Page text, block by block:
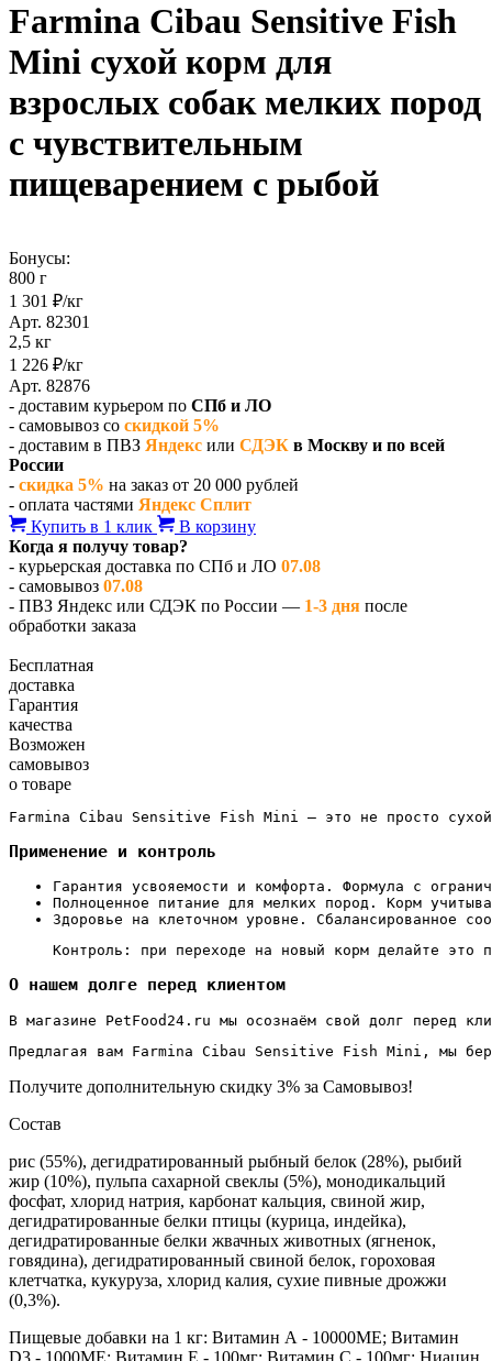
Farmina Cibau Sensitive Fish
Mini сухой корм для
взрослых собак мелких пород
с чувствительным
пищеварением с рыбой
Бонусы:
800 г
1 301 ₽/кг
Арт. 82301
2,5 кг
1 226 ₽/кг
Арт. 82876
- доставим курьером по СПб и ЛО
- самовывоз со скидкой 5%
- доставим в ПВЗ Яндекс или СДЭК в Москву и по всей
России
- скидка 5% на заказ от 20 000 рублей
- оплата частями Яндекс Сплит
Купить в 1 клик
В корзину
Когда я получу товар?
- курьерская доставка по СПб и ЛО 07.08
- самовывоз 07.08
- ПВЗ Яндекс или СДЭК по России — 1-3 дня после
обработки заказа
Бесплатная
доставка
Гарантия
качества
Возможен
самовывоз
о товаре
Farmina Cibau Sensitive Fish Mini — это не просто сухой
Применение и контроль
Гарантия усвояемости и комфорта. Формула с
Полноценное питание для мелких пород. Корм
Здоровье на клеточном уровне. Сбалансированное
Контроль: при переходе на новый корм делайте это
О нашем долге перед клиентом
В магазине PetFood24.ru мы осознаём свой долг перед
Предлагая вам Farmina Cibau Sensitive Fish Mini, мы
Получите дополнительную скидку 3% за Самовывоз!
Состав
рис (55%), дегидратированный рыбный белок (28%), рыбий
жир (10%), пульпа сахарной свеклы (5%), монодикальций
фосфат, хлорид натрия, карбонат кальция, свиной жир,
дегидратированные белки птицы (курица, индейка),
дегидратированные белки жвачных животных (ягненок,
говядина), дегидратированный свиной белок, гороховая
клетчатка, кукуруза, хлорид калия, сухие пивные дрожжи
(0,3%).
Пищевые добавки на 1 кг: Витамин А - 10000ME; Витамин
D3 - 1000ME; Витамин Е - 100мг; Витамин С - 100мг; Ниацин